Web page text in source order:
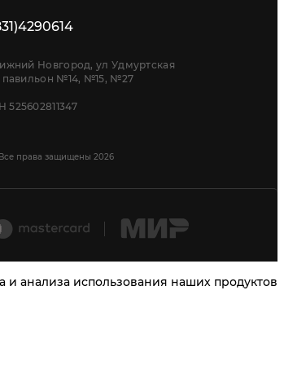
Новгород, ул Удмуртская
павильон №14, №15, №27
525602811347
Все права защищены 2026
и анализа использования наших продуктов